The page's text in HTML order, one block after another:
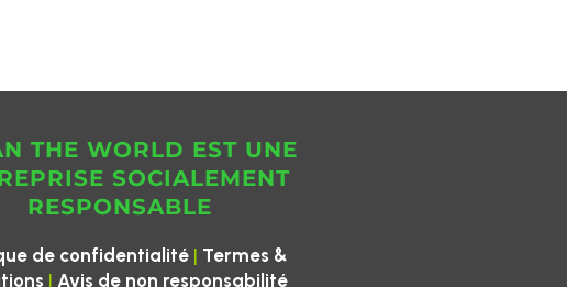
THE WORLD EST UNE
SOCIALEMENT
RESPONSABLE
de confidentialité | Termes &
|Avis de non responsabilité